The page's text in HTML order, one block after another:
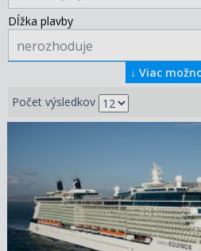
Dĺžka plavby
nerozhoduje
↓ Viac
Počet výsledkov
16.01.2027 –
30.01.2027 –